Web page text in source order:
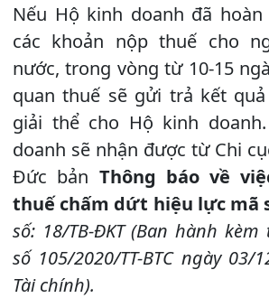
Nếu Hộ kinh doanh đã
các khoản nộp thuế cho
nước, trong vòng từ 10-15
quan thuế sẽ gửi trả kết
giải thể cho Hộ kinh
doanh sẽ nhận được từ Chi
Đức bản Thông báo về
thuế chấm dứt hiệu lực mã
số: 18/TB-ĐKT (Ban hành
số 105/2020/TT-BTC ngày 03/
Tài chính).